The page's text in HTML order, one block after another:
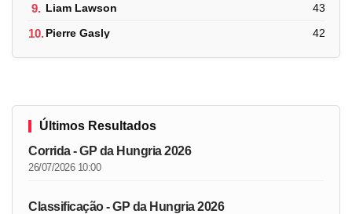
9. Liam Lawson 43
10.Pierre Gasly 42
Últimos Resultados
Corrida - GP da Hungria 2026
26/07/2026 10:00
Classificação - GP da Hungria 2026